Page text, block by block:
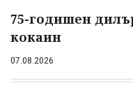
75-годишен
кокаин
07.08.2026